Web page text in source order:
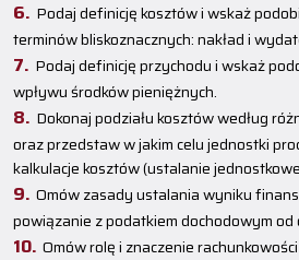
Podaj definicję kosztów i wskaż
terminów bliskoznacznych: nakład i
Podaj definicję przychodu i wskaż
wpływu środków pieniężnych.
Dokonaj podziału kosztów według
oraz przedstaw w jakim celu jednostki
kalkulacje kosztów (ustalanie
Omów zasady ustalania wyniku
powiązanie z podatkiem dochodowym od
Omów rolę i znaczenie